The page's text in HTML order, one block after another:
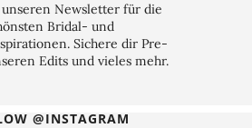
Newsletter für die
Bridal- und
Sichere dir Pre-
Edits und vieles mehr.
@INSTAGRAM